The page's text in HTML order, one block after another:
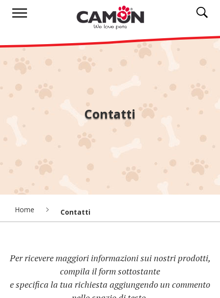
Contatti
Home Contatti
Per ricevere maggiori informazioni sui nostri prodotti,
compila il form sottostante
e specifica la tua richiesta aggiungendo un commento